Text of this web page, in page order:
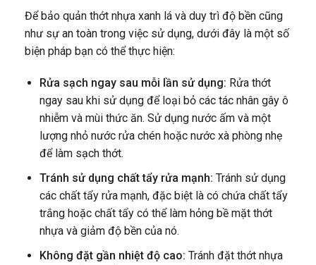
Để bảo quản thớt nhựa xanh lá và duy trì độ bền cũng
như sự an toàn trong việc sử dụng, dưới đây là một số
biện pháp bạn có thể thực hiện:
Rửa sạch ngay sau mỗi lần sử dụng: Rửa thớt
ngay sau khi sử dụng để loại bỏ các tác nhân gây ô
nhiễm và mùi thức ăn. Sử dụng nước ấm và một
lượng nhỏ nước rửa chén hoặc nước xà phòng nhẹ
để làm sạch thớt.
Tránh sử dụng chất tẩy rửa mạnh: Tránh sử dụng
các chất tẩy rửa mạnh, đặc biệt là có chứa chất tẩy
trắng hoặc chất tẩy có thể làm hỏng bề mặt thớt
nhựa và giảm độ bền của nó.
Không đặt gần nhiệt độ cao: Tránh đặt thớt nhựa